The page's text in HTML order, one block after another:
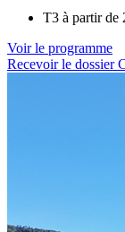
T3 à partir de
Voir le programme
Recevoir le dossier